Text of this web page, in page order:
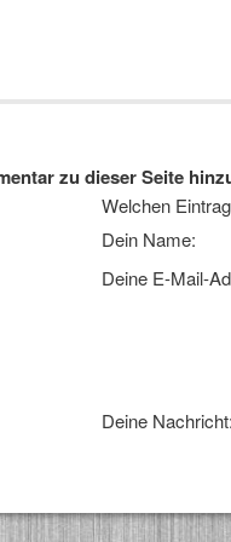
zu dieser Seite
Welchen
Dein Name:
Deine E-Mail-
Deine Nachricht: